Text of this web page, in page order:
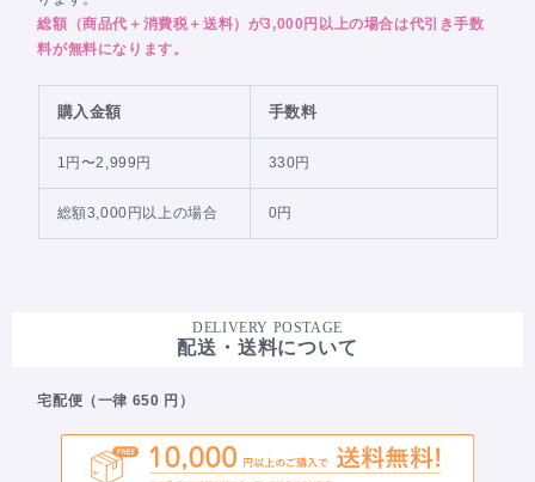
総額（商品代＋消費税＋送料）が3,000円以上の場合は代引き手数
料が無料になります。
購入金額 手数料
1円〜2,999円 330円
総額3,000円以上の場合 0円
DELIVERY POSTAGE
配送・送料について
宅配便（一律 650 円）